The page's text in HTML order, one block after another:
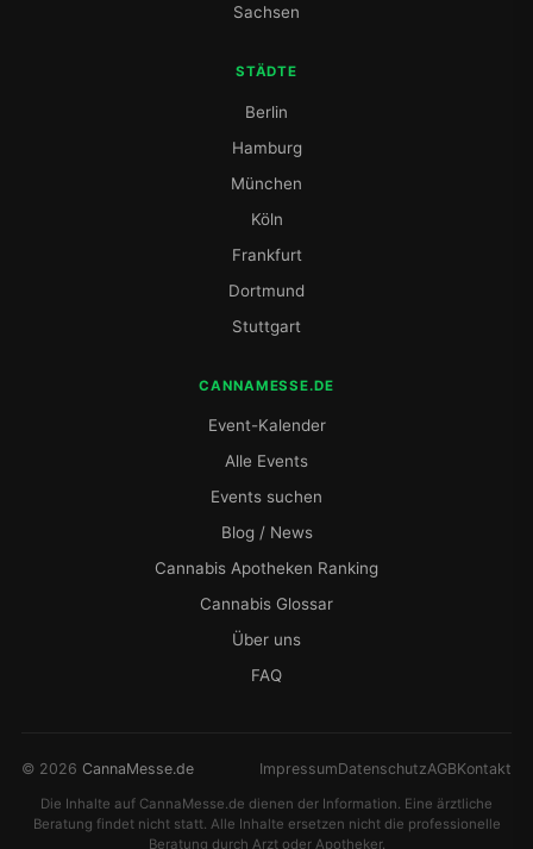
Sachsen
STÄDTE
Berlin
Hamburg
München
Köln
Frankfurt
Dortmund
Stuttgart
CANNAMESSE.DE
Event-Kalender
Alle Events
Events suchen
Blog / News
Cannabis Apotheken Ranking
Cannabis Glossar
Über uns
FAQ
© 2026 CannaMesse.de ImpressumDatenschutzAGBKontakt
Die Inhalte auf CannaMesse.de dienen der Information. Eine ärztliche
Beratung findet nicht statt. Alle Inhalte ersetzen nicht die professionelle
Beratung durch Arzt oder Apotheker.